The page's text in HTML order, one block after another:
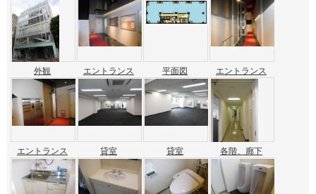
外観 エントランス 平面図 エントランス
エントランス 貸室 貸室 各階、廊下